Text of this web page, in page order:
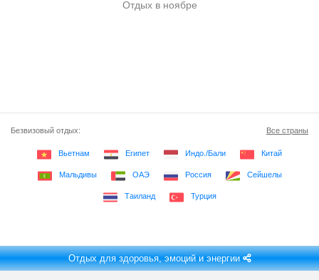
Отдых в ноябре
Безвизовый отдых: Все страны
Вьетнам Египет Индо./Бали Китай
Мальдивы ОАЭ Россия Сейшелы
Таиланд Турция
Отдых для здоровья, эмоций и энергии